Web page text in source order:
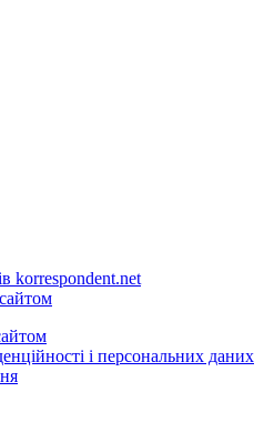
korrespondent.net
і персональних даних